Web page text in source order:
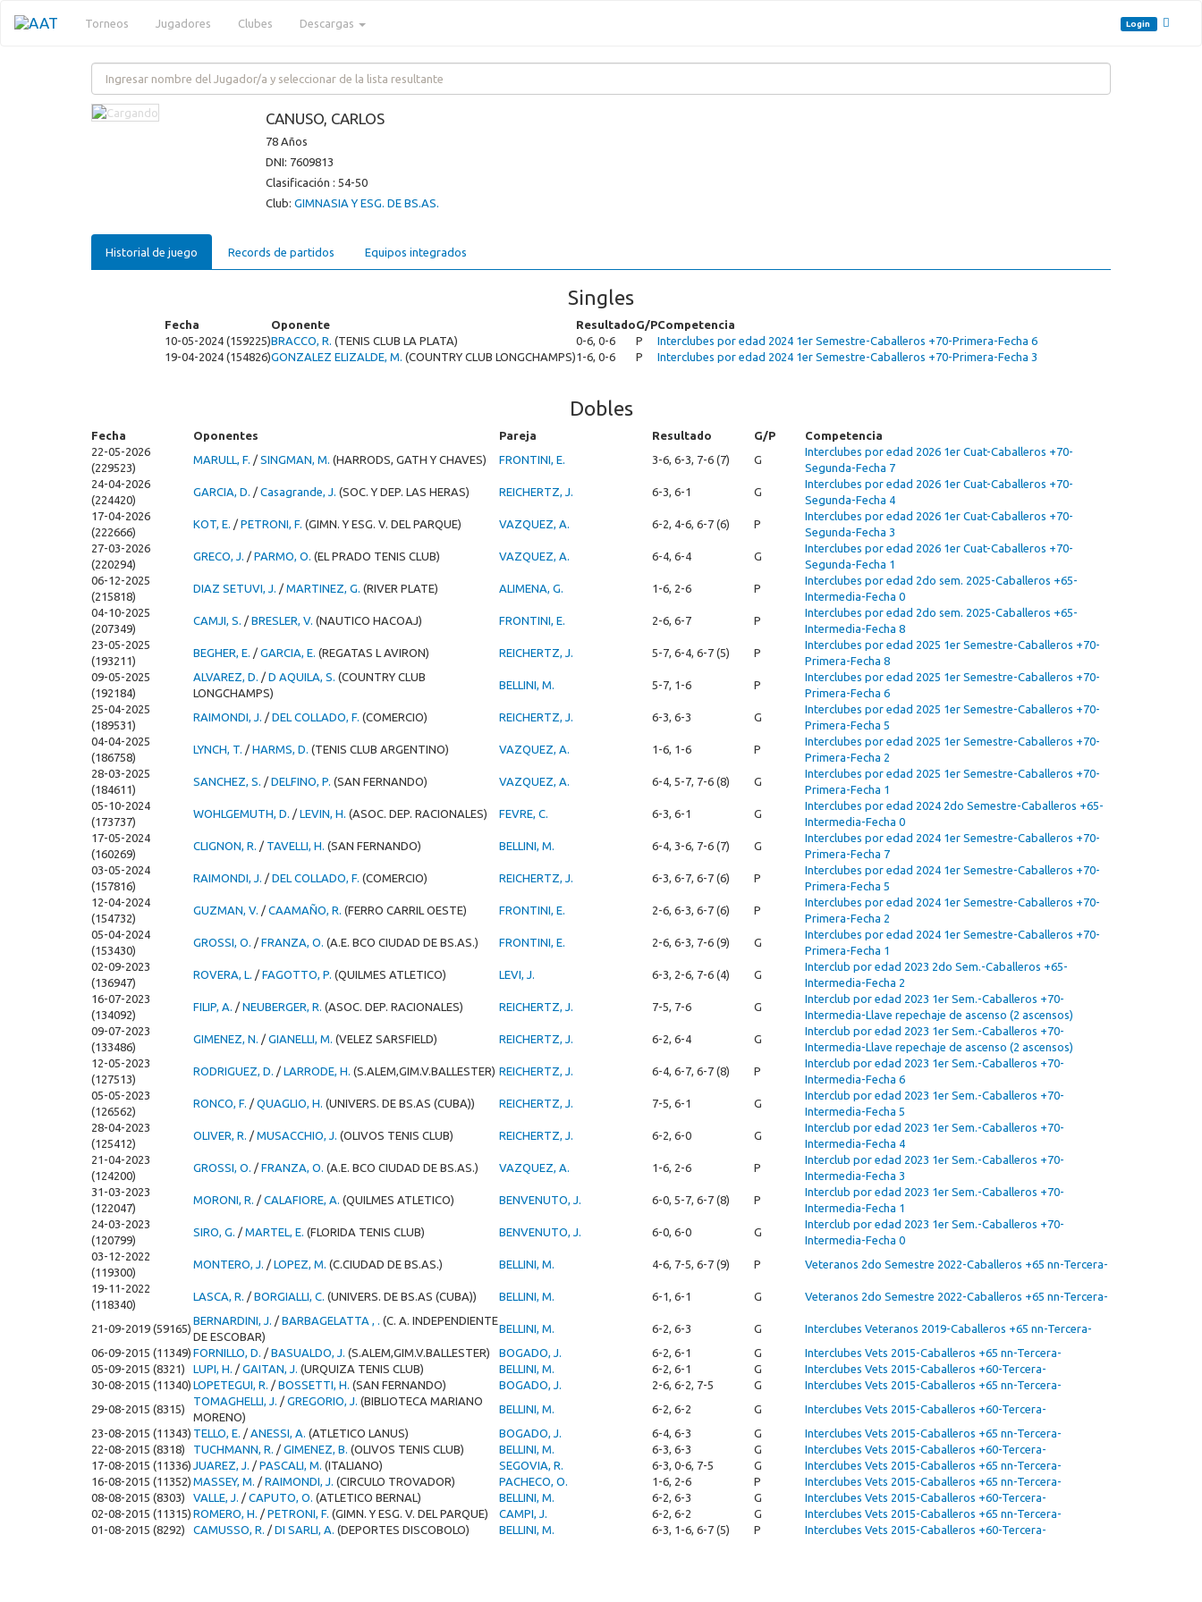
Torneos Jugadores Clubes Descargas Login
CANUSO, CARLOS
78 Años
DNI: 7609813
Clasificación : 54-50
Club: GIMNASIA Y ESG. DE BS.AS.
Historial de juego Records de partidos Equipos integrados
Singles
Fecha Oponente ResultadoG/PCompetencia
10-05-2024 (159225)BRACCO, R. (TENIS CLUB LA PLATA) 0-6, 0-6 P
Interclubes por edad 2024 1er Semestre-Caballeros +70-Primera-Fecha 6
19-04-2024 (154826)GONZALEZ ELIZALDE, M. (COUNTRY CLUB LONGCHAMPS)1-6, 0-6 P Interclubes por edad 2024 1er Semestre-Caballeros +70-Primera-Fecha 3
Dobles
Fecha Oponentes Pareja Resultado G/P
Competencia
22-05-2026
(229523)
MARULL, F. / SINGMAN, M. (HARRODS, GATH Y CHAVES) FRONTINI, E. 3-6, 6-3, 7-6 (7) G
Interclubes por edad 2026 1er Cuat-Caballeros +70-
Segunda-Fecha 7
24-04-2026
(224420)
GARCIA, D. / Casagrande, J. (SOC. Y DEP. LAS HERAS) REICHERTZ, J. 6-3, 6-1 G
Interclubes por edad 2026 1er Cuat-Caballeros +70-
Segunda-Fecha 4
17-04-2026
(222666)
KOT, E. / PETRONI, F. (GIMN. Y ESG. V. DEL PARQUE) VAZQUEZ, A. 6-2, 4-6, 6-7 (6) P
Interclubes por edad 2026 1er Cuat-Caballeros +70-
Segunda-Fecha 3
27-03-2026
(220294)
GRECO, J. / PARMO, O. (EL PRADO TENIS CLUB) VAZQUEZ, A. 6-4, 6-4 G
Interclubes por edad 2026 1er Cuat-Caballeros +70-
Segunda-Fecha 1
06-12-2025
(215818)
DIAZ SETUVI, J. / MARTINEZ, G. (RIVER PLATE) ALIMENA, G. 1-6, 2-6 P
Interclubes por edad 2do sem. 2025-Caballeros +65-
Intermedia-Fecha 0
04-10-2025
(207349)
CAMJI, S. / BRESLER, V. (NAUTICO HACOAJ) FRONTINI, E. 2-6, 6-7 P
Interclubes por edad 2do sem. 2025-Caballeros +65-
Intermedia-Fecha 8
23-05-2025
(193211)
BEGHER, E. / GARCIA, E. (REGATAS L AVIRON) REICHERTZ, J. 5-7, 6-4, 6-7 (5) P
Interclubes por edad 2025 1er Semestre-Caballeros +70-
Primera-Fecha 8
09-05-2025
(192184)
ALVAREZ, D. / D AQUILA, S. (COUNTRY CLUB
LONGCHAMPS)
BELLINI, M. 5-7, 1-6 P
Interclubes por edad 2025 1er Semestre-Caballeros +70-
Primera-Fecha 6
25-04-2025
(189531)
RAIMONDI, J. / DEL COLLADO, F. (COMERCIO) REICHERTZ, J. 6-3, 6-3 G
Interclubes por edad 2025 1er Semestre-Caballeros +70-
Primera-Fecha 5
04-04-2025
(186758)
LYNCH, T. / HARMS, D. (TENIS CLUB ARGENTINO) VAZQUEZ, A. 1-6, 1-6 P
Interclubes por edad 2025 1er Semestre-Caballeros +70-
Primera-Fecha 2
28-03-2025
(184611)
SANCHEZ, S. / DELFINO, P. (SAN FERNANDO) VAZQUEZ, A. 6-4, 5-7, 7-6 (8) G
Interclubes por edad 2025 1er Semestre-Caballeros +70-
Primera-Fecha 1
05-10-2024
(173737)
WOHLGEMUTH, D. / LEVIN, H. (ASOC. DEP. RACIONALES) FEVRE, C. 6-3, 6-1 G
Interclubes por edad 2024 2do Semestre-Caballeros +65-
Intermedia-Fecha 0
17-05-2024
(160269)
CLIGNON, R. / TAVELLI, H. (SAN FERNANDO) BELLINI, M. 6-4, 3-6, 7-6 (7) G
Interclubes por edad 2024 1er Semestre-Caballeros +70-
Primera-Fecha 7
03-05-2024
(157816)
RAIMONDI, J. / DEL COLLADO, F. (COMERCIO) REICHERTZ, J. 6-3, 6-7, 6-7 (6) P
Interclubes por edad 2024 1er Semestre-Caballeros +70-
Primera-Fecha 5
12-04-2024
(154732)
GUZMAN, V. / CAAMAÑO, R. (FERRO CARRIL OESTE) FRONTINI, E. 2-6, 6-3, 6-7 (6) P
Interclubes por edad 2024 1er Semestre-Caballeros +70-
Primera-Fecha 2
05-04-2024
(153430)
GROSSI, O. / FRANZA, O. (A.E. BCO CIUDAD DE BS.AS.) FRONTINI, E. 2-6, 6-3, 7-6 (9) G
Interclubes por edad 2024 1er Semestre-Caballeros +70-
Primera-Fecha 1
02-09-2023
(136947)
ROVERA, L. / FAGOTTO, P. (QUILMES ATLETICO) LEVI, J. 6-3, 2-6, 7-6 (4) G
Interclub por edad 2023 2do Sem.-Caballeros +65-
Intermedia-Fecha 2
16-07-2023
(134092)
FILIP, A. / NEUBERGER, R. (ASOC. DEP. RACIONALES) REICHERTZ, J. 7-5, 7-6 G
Interclub por edad 2023 1er Sem.-Caballeros +70-
Intermedia-Llave repechaje de ascenso (2 ascensos)
09-07-2023
(133486)
GIMENEZ, N. / GIANELLI, M. (VELEZ SARSFIELD) REICHERTZ, J. 6-2, 6-4 G
Interclub por edad 2023 1er Sem.-Caballeros +70-
Intermedia-Llave repechaje de ascenso (2 ascensos)
12-05-2023
(127513)
RODRIGUEZ, D. / LARRODE, H. (S.ALEM,GIM.V.BALLESTER) REICHERTZ, J. 6-4, 6-7, 6-7 (8) P
Interclub por edad 2023 1er Sem.-Caballeros +70-
Intermedia-Fecha 6
05-05-2023
(126562)
RONCO, F. / QUAGLIO, H. (UNIVERS. DE BS.AS (CUBA)) REICHERTZ, J. 7-5, 6-1 G
Interclub por edad 2023 1er Sem.-Caballeros +70-
Intermedia-Fecha 5
28-04-2023
(125412)
OLIVER, R. / MUSACCHIO, J. (OLIVOS TENIS CLUB) REICHERTZ, J. 6-2, 6-0 G
Interclub por edad 2023 1er Sem.-Caballeros +70-
Intermedia-Fecha 4
21-04-2023
(124200)
GROSSI, O. / FRANZA, O. (A.E. BCO CIUDAD DE BS.AS.) VAZQUEZ, A. 1-6, 2-6 P
Interclub por edad 2023 1er Sem.-Caballeros +70-
Intermedia-Fecha 3
31-03-2023
(122047)
MORONI, R. / CALAFIORE, A. (QUILMES ATLETICO) BENVENUTO, J. 6-0, 5-7, 6-7 (8) P
Interclub por edad 2023 1er Sem.-Caballeros +70-
Intermedia-Fecha 1
24-03-2023
(120799)
SIRO, G. / MARTEL, E. (FLORIDA TENIS CLUB) BENVENUTO, J. 6-0, 6-0 G
Interclub por edad 2023 1er Sem.-Caballeros +70-
Intermedia-Fecha 0
03-12-2022
(119300)
MONTERO, J. / LOPEZ, M. (C.CIUDAD DE BS.AS.) BELLINI, M. 4-6, 7-5, 6-7 (9) P
Veteranos 2do Semestre 2022-Caballeros +65 nn-Tercera-
19-11-2022
(118340)
LASCA, R. / BORGIALLI, C. (UNIVERS. DE BS.AS (CUBA)) BELLINI, M. 6-1, 6-1 G Veteranos 2do Semestre 2022-Caballeros +65 nn-Tercera-
21-09-2019 (59165)
BERNARDINI, J. / BARBAGELATTA , . (C. A. INDEPENDIENTE
DE ESCOBAR)
BELLINI, M. 6-2, 6-3 G
Interclubes Veteranos 2019-Caballeros +65 nn-Tercera-
06-09-2015 (11349) FORNILLO, D. / BASUALDO, J. (S.ALEM,GIM.V.BALLESTER) BOGADO, J. 6-2, 6-1 G
Interclubes Vets 2015-Caballeros +65 nn-Tercera-
05-09-2015 (8321)
LUPI, H. / GAITAN, J. (URQUIZA TENIS CLUB) BELLINI, M. 6-2, 6-1 G
Interclubes Vets 2015-Caballeros +60-Tercera-
30-08-2015 (11340) LOPETEGUI, R. / BOSSETTI, H. (SAN FERNANDO) BOGADO, J. 2-6, 6-2, 7-5 G
Interclubes Vets 2015-Caballeros +65 nn-Tercera-
29-08-2015 (8315)
TOMAGHELLI, J. / GREGORIO, J. (BIBLIOTECA MARIANO
MORENO)
BELLINI, M. 6-2, 6-2 G
Interclubes Vets 2015-Caballeros +60-Tercera-
23-08-2015 (11343) TELLO, E. / ANESSI, A. (ATLETICO LANUS) BOGADO, J. 6-4, 6-3 G
Interclubes Vets 2015-Caballeros +65 nn-Tercera-
22-08-2015 (8318)
TUCHMANN, R. / GIMENEZ, B. (OLIVOS TENIS CLUB) BELLINI, M. 6-3, 6-3 G
Interclubes Vets 2015-Caballeros +60-Tercera-
17-08-2015 (11336) JUAREZ, J. / PASCALI, M. (ITALIANO) SEGOVIA, R. 6-3, 0-6, 7-5 G
Interclubes Vets 2015-Caballeros +65 nn-Tercera-
16-08-2015 (11352) MASSEY, M. / RAIMONDI, J. (CIRCULO TROVADOR) PACHECO, O. 1-6, 2-6 P
Interclubes Vets 2015-Caballeros +65 nn-Tercera-
08-08-2015 (8303)
VALLE, J. / CAPUTO, O. (ATLETICO BERNAL) BELLINI, M. 6-2, 6-3 G
Interclubes Vets 2015-Caballeros +60-Tercera-
02-08-2015 (11315) ROMERO, H. / PETRONI, F. (GIMN. Y ESG. V. DEL PARQUE) CAMPI, J. 6-2, 6-2 G
Interclubes Vets 2015-Caballeros +65 nn-Tercera-
01-08-2015 (8292)
CAMUSSO, R. / DI SARLI, A. (DEPORTES DISCOBOLO) BELLINI, M. 6-3, 1-6, 6-7 (5) P Interclubes Vets 2015-Caballeros +60-Tercera-